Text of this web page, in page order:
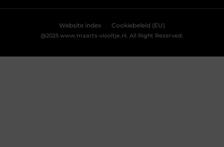
@2025 www.maarts-viooltje.nl. All Right Reserved.
Website index Cookiebeleid (EU)